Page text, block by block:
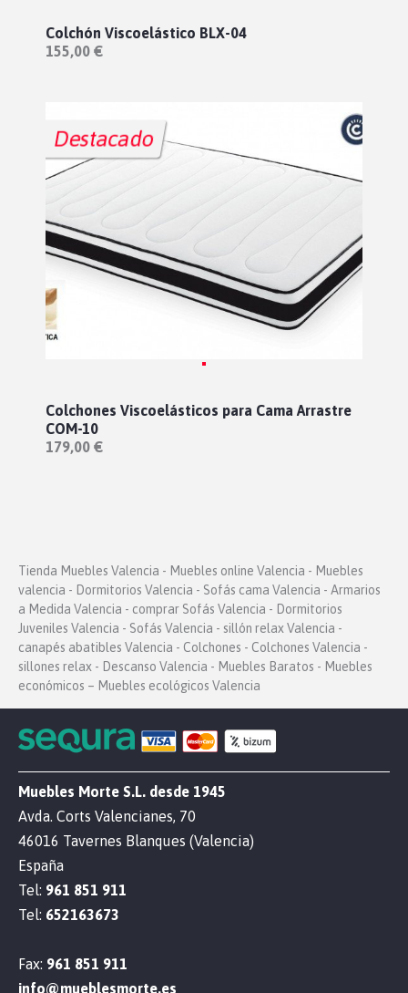
Colchón Viscoelástico BLX-04
155,00 €
Colchones Viscoelásticos para Cama Arrastre
COM-10
179,00 €
Destacado
Tienda Muebles Valencia - Muebles online Valencia - Muebles
valencia - Dormitorios Valencia - Sofás cama Valencia - Armarios
a Medida Valencia - comprar Sofás Valencia - Dormitorios
Juveniles Valencia - Sofás Valencia - sillón relax Valencia -
canapés abatibles Valencia - Colchones - Colchones Valencia -
sillones relax - Descanso Valencia - Muebles Baratos - Muebles
económicos – Muebles ecológicos Valencia
Muebles Morte S.L. desde 1945
Avda. Corts Valencianes, 70
46016 Tavernes Blanques (Valencia)
España
Tel: 961 851 911
Tel: 652163673
Fax: 961 851 911
info@mueblesmorte.es